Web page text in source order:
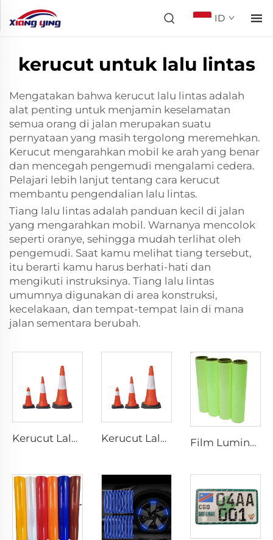
ID
kerucut untuk lalu lintas
Mengatakan bahwa kerucut lalu lintas adalah
alat penting untuk menjamin keselamatan
semua orang di jalan merupakan suatu
pernyataan yang masih tergolong meremehkan.
Kerucut mengarahkan mobil ke arah yang benar
dan mencegah pengemudi mengalami cedera.
Pelajari lebih lanjut tentang cara kerucut
membantu pengendalian lalu lintas.
Tiang lalu lintas adalah panduan kecil di jalan
yang mengarahkan mobil. Warnanya mencolok
seperti oranye, sehingga mudah terlihat oleh
pengemudi. Saat kamu melihat tiang tersebut,
itu berarti kamu harus berhati-hati dan
mengikuti instruksinya. Tiang lalu lintas
umumnya digunakan di area konstruksi,
kecelakaan, dan tempat-tempat lain di mana
jalan sementara berubah.
Kerucut Lalu Lintas PVC Reflektif Fleksibel Isyarat, Grosir Kerucut Lalu Lintas PVC Reflektif Fleksibel Isyarat, Grosir Film Luminesensi, Kertas Berpendar dalam Gelap Berperekat, Stiker Vinyl Fotoluminesensi untuk Dekorasi